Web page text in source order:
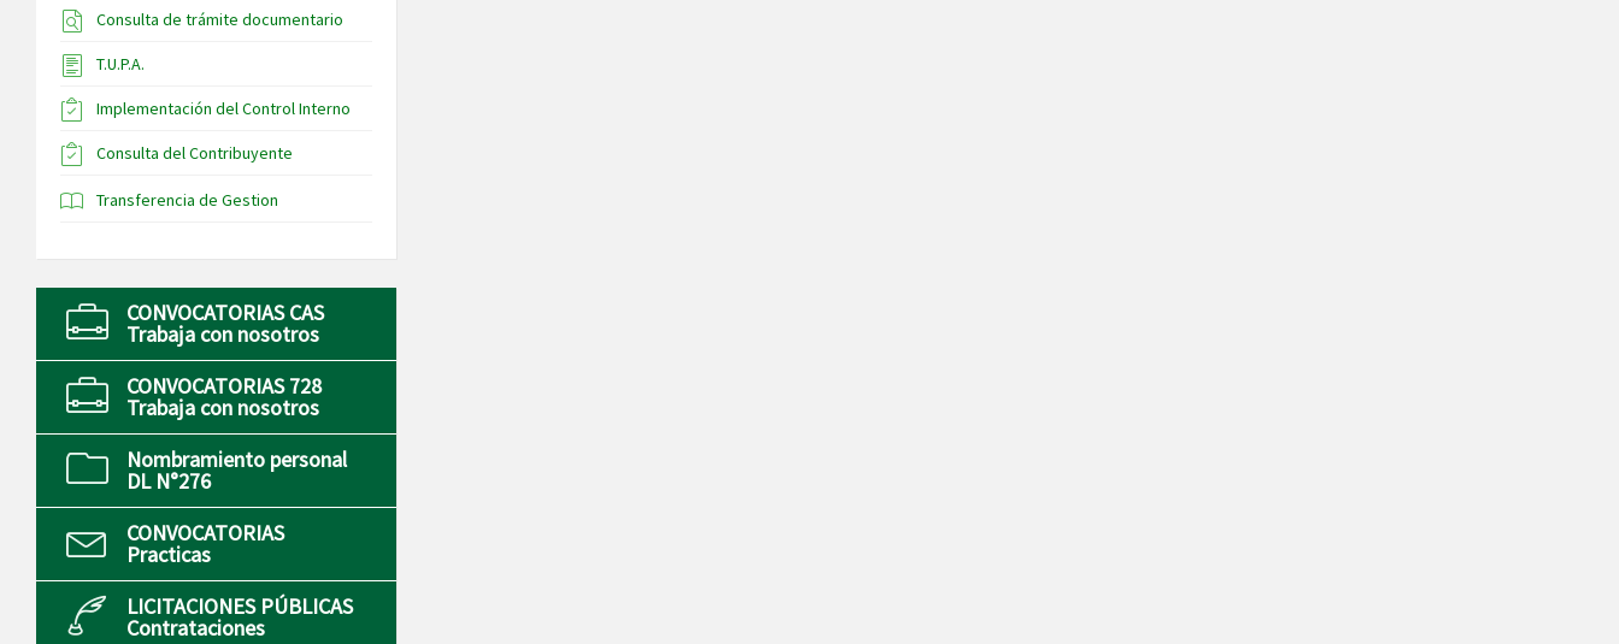
Consulta de trámite documentario
T.U.P.A.
Implementación del Control Interno
Consulta del Contribuyente
Transferencia de Gestion
CONVOCATORIAS CAS
Trabaja con nosotros
CONVOCATORIAS 728
Trabaja con nosotros
Nombramiento personal
DL N°276
CONVOCATORIAS
Practicas
LICITACIONES PÚBLICAS
Contrataciones